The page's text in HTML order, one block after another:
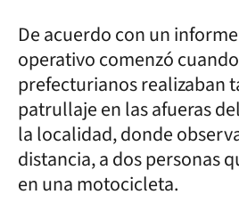
De acuerdo con un
operativo comenzó
prefecturianos realizaban
patrullaje en las afueras
la localidad, donde
distancia, a dos personas
en una motocicleta.